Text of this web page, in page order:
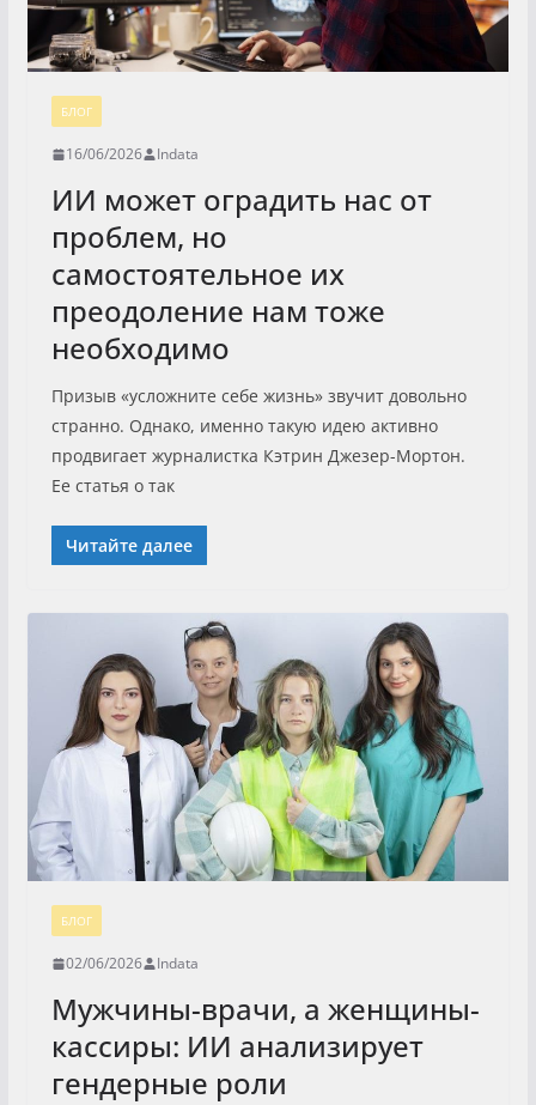
БЛОГ
16/06/2026 Indata
ИИ может оградить нас от
проблем, но
самостоятельное их
преодоление нам тоже
необходимо
Призыв «усложните себе жизнь» звучит довольно
странно. Однако, именно такую идею активно
продвигает журналистка Кэтрин Джезер-Мортон.
Ее статья о так
Читайте далее
БЛОГ
02/06/2026 Indata
Мужчины-врачи, а женщины-
кассиры: ИИ анализирует
гендерные роли